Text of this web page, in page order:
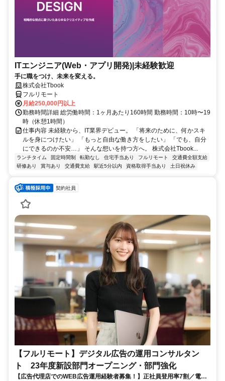
ITエンジニア(Web・アプリ開発)|未経験歓迎
手に職をつけ、未来を変える。
株式会社Tbook
フルリモート
月給250,000円以上
勤務時間詳細 総労働時間：1ヶ月あたり160時間 勤務時間：10時〜19
時（休憩1時間）
仕事内容 未経験から、IT業界デビュー。 「将来のために、何かスキ
ルを身につけたい」 「もっと自由な働き方をしたい」 「でも、自分
にできるのか不安…」 そんな想いを持つ方へ。 株式会社Tbook...
ランチタイム 固定時間制 転勤なし 住宅手当あり フルリモート
交通費全額支給
研修あり
賞与あり 交通費支給 駅近5分以内 資格取得手当あり 土日祝休み
契約社員
【フルリモート】デジタル広告の運用コンサルタン
ト 23年度新設部門オープニング・部門強化
【広告代理店でのWEB広告運用経験者募集！】正社員登用率7割／電通